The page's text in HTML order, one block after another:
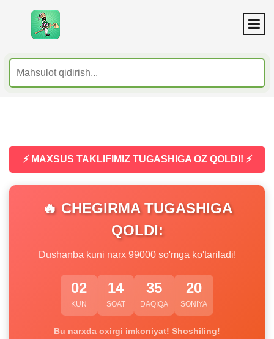
⚡ MAXSUS TAKLIFIMIZ TUGASHIGA OZ QOLDI! ⚡
🔥 CHEGIRMA TUGASHIGA
QOLDI:
Dushanba kuni narx 99000 so'mga ko'tariladi!
02
KUN
14
SOAT
35
DAQIQA
19
SONIYA
Bu narxda oxirgi imkoniyat! Shoshiling!